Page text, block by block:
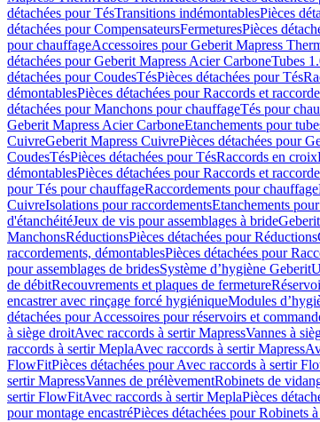
détachées pour TésTransitions indémontablesPièces
détachées pour CompensateursFermeturesPièces
pour chauffageAccessoires pour Geberit Mapress
détachées pour Geberit Mapress Acier CarboneTubes
détachées pour CoudesTésPièces détachées pour Tés
démontablesPièces détachées pour Raccords et
détachées pour Manchons pour chauffageTés pour
Geberit Mapress Acier CarboneEtanchements pour
CuivreGeberit Mapress CuivrePièces détachées pour
CoudesTésPièces détachées pour TésRaccords en croix
démontablesPièces détachées pour Raccords et
pour Tés pour chauffageRaccordements pour chauffage
CuivreIsolations pour raccordementsEtanchements
d'étanchéitéJeux de vis pour assemblages à bride
ManchonsRéductionsPièces détachées pour Réductions
raccordements, démontablesPièces détachées pour
pour assemblages de bridesSystème d’hygiène Geberit
de débitRecouvrements et plaques de fermeture
encastrer avec rinçage forcé hygiéniqueModules
détachées pour Accessoires pour réservoirs et
à siège droitAvec raccords à sertir MapressVannes à
raccords à sertir MeplaAvec raccords à sertir Mapress
FlowFitPièces détachées pour Avec raccords à sertir
sertir MapressVannes de prélèvementRobinets de
sertir FlowFitAvec raccords à sertir MeplaPièces
pour montage encastréPièces détachées pour Robinets